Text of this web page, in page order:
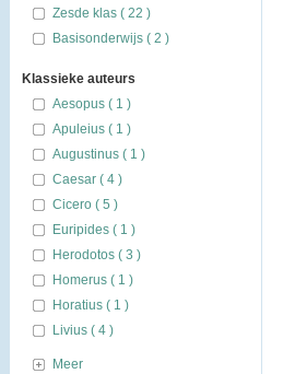
Zesde klas ( 22 )
Basisonderwijs ( 2 )
Klassieke auteurs
Aesopus ( 1 )
Apuleius ( 1 )
Augustinus ( 1 )
Caesar ( 4 )
Cicero ( 5 )
Euripides ( 1 )
Herodotos ( 3 )
Homerus ( 1 )
Horatius ( 1 )
Livius ( 4 )
Meer